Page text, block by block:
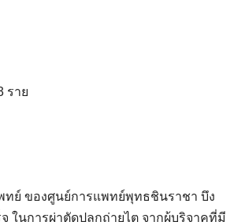
ราย
ทย์ ของศูนย์การแพทย์พุทธชินราชา บึง
ในการผ่าตัดปลูกถ่ายไต จากผู้บริจาคที่มี